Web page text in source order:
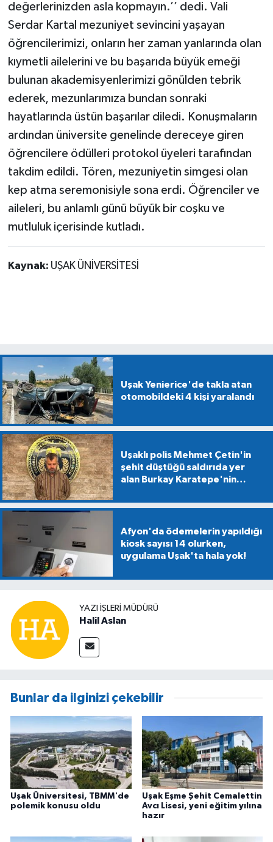
değerlerinizden asla kopmayın.’’ dedi. Vali
Serdar Kartal mezuniyet sevincini yaşayan
öğrencilerimizi, onların her zaman yanlarında olan
kıymetli ailelerini ve bu başarıda büyük emeği
bulunan akademisyenlerimizi gönülden tebrik
ederek, mezunlarımıza bundan sonraki
hayatlarında üstün başarılar diledi. Konuşmaların
ardından üniversite genelinde dereceye giren
öğrencilere ödülleri protokol üyeleri tarafından
takdim edildi. Tören, mezuniyetin simgesi olan
kep atma seremonisiyle sona erdi. Öğrenciler ve
aileleri, bu anlamlı günü büyük bir coşku ve
mutluluk içerisinde kutladı.
Kaynak: UŞAK ÜNİVERSİTESİ
Uşak Yenierice'de takla atan
otomobildeki 4 kişi yaralandı
Uşaklı polis Mehmet Çetin'in
şehit düştüğü saldırıda yer
alan Burkay Karatepe'nin
mühimmat aranıyor
Afyon'da ödemelerin yapıldığı
kiosk sayısı 14 olurken,
uygulama Uşak'ta hala yok!
YAZI İŞLERİ MÜDÜRÜ
Halil Aslan
Bunlar da ilginizi çekebilir
Uşak Üniversitesi, TBMM'de
polemik konusu oldu
Uşak Eşme Şehit Cemalettin
Avcı Lisesi, yeni eğitim yılına
hazır